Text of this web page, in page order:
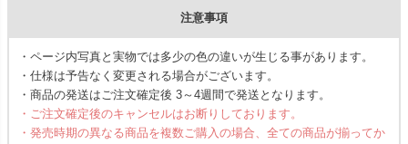
注意事項
・ページ内写真と実物では多少の色の違いが生じる事があります。
・仕様は予告なく変更される場合がございます。
・商品の発送はご注文確定後 3～4週間で発送となります。
・ご注文確定後のキャンセルはお断りしております。
・発売時期の異なる商品を複数ご購入の場合、全ての商品が揃ってか